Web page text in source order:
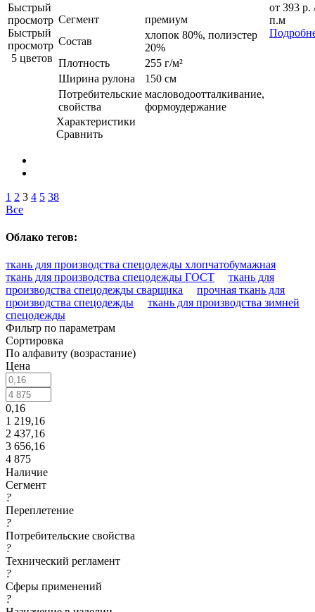
Быстрый
просмотр
Быстрый
просмотр
5 цветов
Сегмент
премиум
Состав
хлопок 80%, полиэстер
20%
Плотность
255 г/м²
Ширина рулона
150 см
Потребительские
свойства
масловодоотталкивание,
формоудержание
Характеристики
Сравнить
от 393 р.
п.м
1 2 3 4 5 38
Все
Облако тегов:
ткань для производства спецодежды хлопчатобумажная
ткань для производства спецодежды ГОСТ
ткань для
производства спецодежды сварщика
прочная ткань для
производства спецодежды
ткань для производства зимней
спецодежды
Фильтр по параметрам
Сортировка
По алфавиту (возрастание)
Цена
0,16
1 219,16
2 437,16
3 656,16
4 875
Наличие
Сегмент
?
Переплетение
?
Потребительские свойства
?
Технический регламент
?
Сферы применений
?